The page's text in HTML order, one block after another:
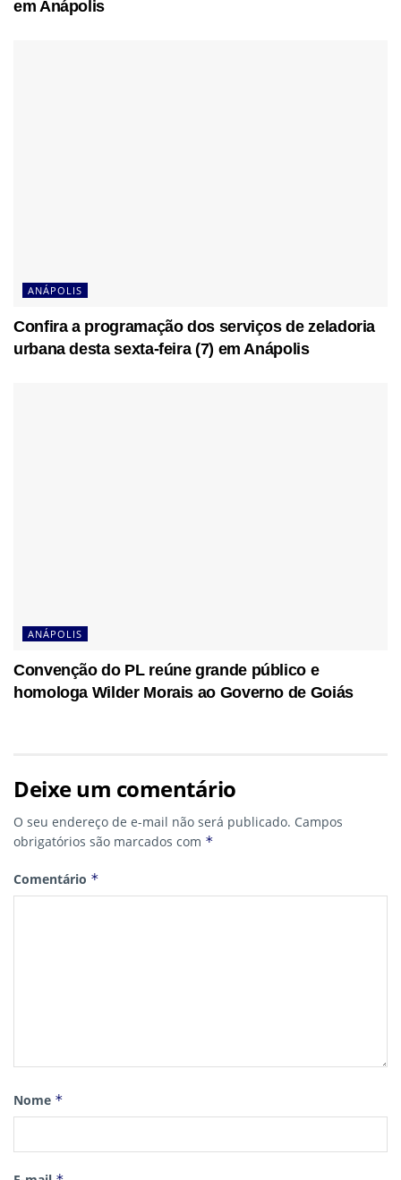
em Anápolis
ANÁPOLIS
Confira a programação dos serviços de zeladoria
urbana desta sexta-feira (7) em Anápolis
ANÁPOLIS
Convenção do PL reúne grande público e
homologa Wilder Morais ao Governo de Goiás
Deixe um comentário
O seu endereço de e-mail não será publicado. Campos
obrigatórios são marcados com *
Comentário *
Nome *